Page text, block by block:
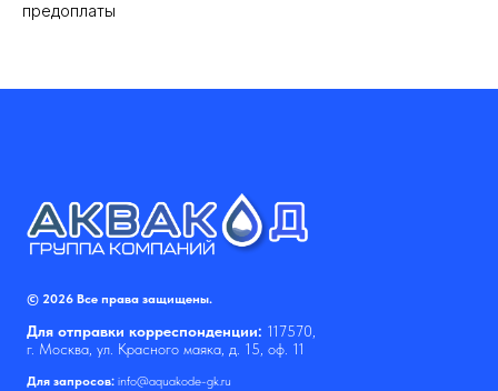
предоплаты
© 2026 Все права защищены.
Для отправки корреспонденции: 117570,
г. Москва, ул. Красного маяка, д. 15, оф. 11
Для запросов: info@aquakode-gk.ru